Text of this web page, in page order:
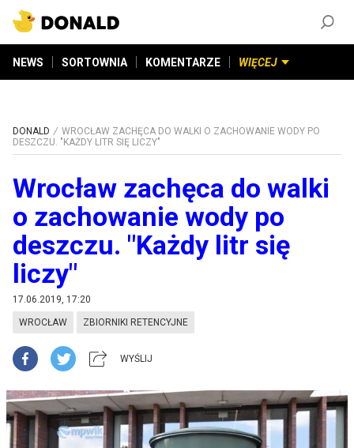
NEWS SORTOWNIA KOMENTARZE WIĘCEJ
DONALD
WROCŁAW ZACHĘCA DO WALKI O ZACHOWANIE WODY PO
DESZCZU. "KAŻDY LITR SIĘ LICZY"
Wrocław zachęca do walki
o zachowanie wody po
deszczu. "Każdy litr się
liczy"
17.06.2019, 17:20
WROCŁAW ZBIORNIKI RETENCYJNE
WYŚLIJ